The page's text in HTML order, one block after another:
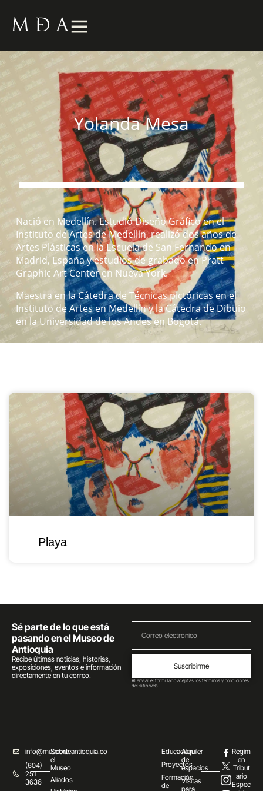
Yolanda Mesa
Nació en Medellín. Estudió Diseño Gráfico en el
Instituto de Artes de Medellín, realizó dos años de
Artes Plásticas en la Escuela de San Fernando en
Madrid, España y estudios de grabado en Pratt
Graphic Art Center en Nueva York.
Maestra en la Cátedra de Técnicas pictóricas en el
Instituto de Artes en Medellín y la Cátedra de Dibuio
en la Universidad de los Andes en Bogotá.
Playa
Sé parte de lo que está
pasando en el Museo de
Antioquia
Recibe últimas noticias, historias,
exposiciones, eventos e información
directamente en tu correo.
Suscribirme
Al enviar el formulario aceptas los términos y condiciones
del sitio web
info@museodeantioquia.co
(604)
251
3636
Sobre
el
Museo
Aliados
Educación
Proyectos
Formación
de
Alquiler
de
espacios
Visitas
para
Régim
en
Tribut
ario
Espec